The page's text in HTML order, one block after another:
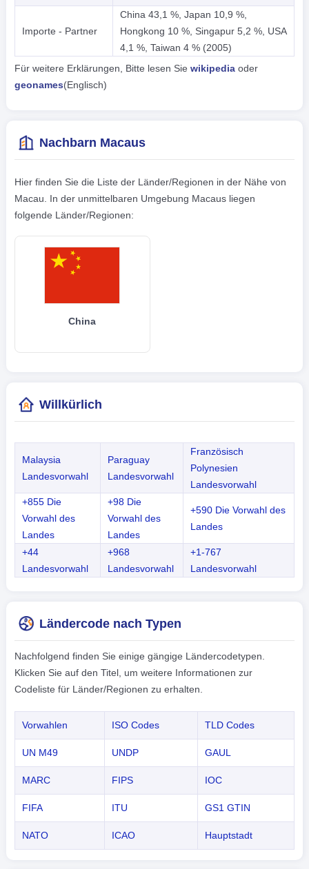
Importe - Partner
China 43,1 %, Japan 10,9 %,
Hongkong 10 %, Singapur 5,2 %, USA
4,1 %, Taiwan 4 % (2005)
Für weitere Erklärungen, Bitte lesen Sie wikipediaoder
geonames(Englisch)
Nachbarn Macaus
Hier finden Sie die Liste der Länder/Regionen in der Nähe von
Macau. In der unmittelbaren Umgebung Macaus liegen
folgende Länder/Regionen:
China
Willkürlich
Malaysia
Landesvorwahl
Paraguay
Landesvorwahl
Französisch
Polynesien
Landesvorwahl
+855 Die
Vorwahl des
Landes
+98 Die
Vorwahl des
Landes
+590 Die Vorwahl des
Landes
+44
Landesvorwahl
+968
Landesvorwahl
+1-767
Landesvorwahl
Ländercode nach Typen
Nachfolgend finden Sie einige gängige Ländercodetypen.
Klicken Sie auf den Titel, um weitere Informationen zur
Codeliste für Länder/Regionen zu erhalten.
Vorwahlen ISO Codes TLD Codes
UN M49 UNDP GAUL
MARC FIPS IOC
FIFA ITU GS1 GTIN
NATO ICAO Hauptstadt